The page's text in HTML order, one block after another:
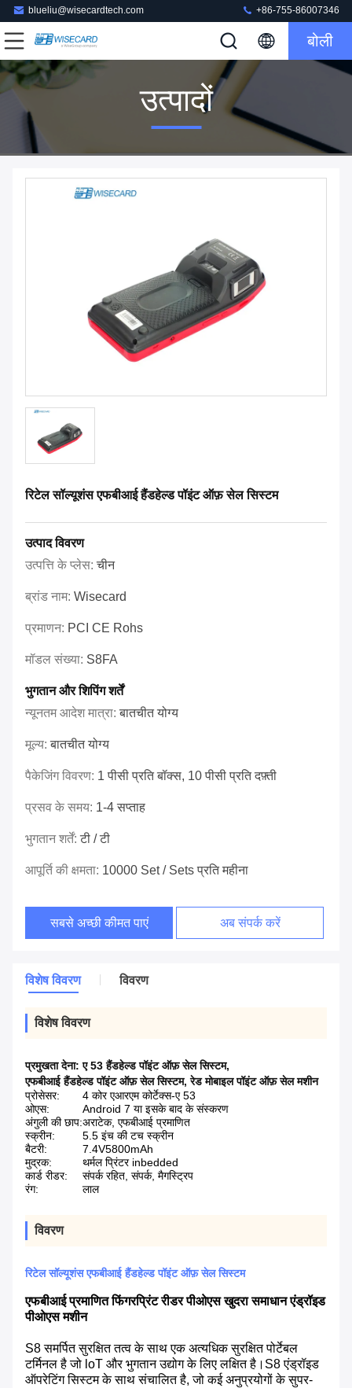
blueliu@wisecardtech.com +86-755-86007346
बोली
उत्पादों
रिटेल सॉल्यूशंस एफबीआई हैंडहेल्ड पॉइंट ऑफ़ सेल सिस्टम
उत्पाद विवरण
उत्पत्ति के प्लेस:चीन
ब्रांड नाम: Wisecard
प्रमाणन: PCI CE Rohs
मॉडल संख्या: S8FA
भुगतान और शिपिंग शर्तें
न्यूनतम आदेश मात्रा:बातचीत योग्य
मूल्य:बातचीत योग्य
पैकेजिंग विवरण: 1 पीसी प्रति बॉक्स, 10 पीसी प्रति दफ़्ती
प्रसव के समय: 1-4 सप्ताह
भुगतान शर्तें:टी / टी
आपूर्ति की क्षमता: 10000 Set / Sets प्रति महीना
सबसे अच्छी कीमत पाएं अब संपर्क करें
विशेष विवरण विवरण
विशेष विवरण
प्रमुखता देना:ए 53 हैंडहेल्ड पॉइंट ऑफ़ सेल सिस्टम,
एफबीआई हैंडहेल्ड पॉइंट ऑफ़ सेल सिस्टम,रेड मोबाइल पॉइंट ऑफ़ सेल मशीन
प्रोसेसर:
4 कोर एआरएम कोर्टेक्स-ए 53
ओएस:
Android 7 या इसके बाद के संस्करण
अंगुली की छाप:अराटेक, एफबीआई प्रमाणित
स्क्रीन:
5.5 इंच की टच स्क्रीन
बैटरी:
7.4V5800mAh
मुद्रक:
थर्मल प्रिंटर inbedded
कार्ड रीडर:
संपर्क रहित, संपर्क, मैगस्ट्रिप
रंग:
लाल
विवरण
रिटेल सॉल्यूशंस एफबीआई हैंडहेल्ड पॉइंट ऑफ़ सेल सिस्टम
एफबीआई प्रमाणित फिंगरप्रिंट रीडर पीओएस खुदरा समाधान एंड्रॉइड
पीओएस मशीन
S8 समर्पित सुरक्षित तत्व के साथ एक अत्यधिक सुरक्षित पोर्टेबल
टर्मिनल है जो loT और भुगतान उद्योग के लिए लक्षित है।S8 एंड्रॉइड
ऑपरेटिंग सिस्टम के साथ संचालित है, जो कई अनुप्रयोगों के सुपर-